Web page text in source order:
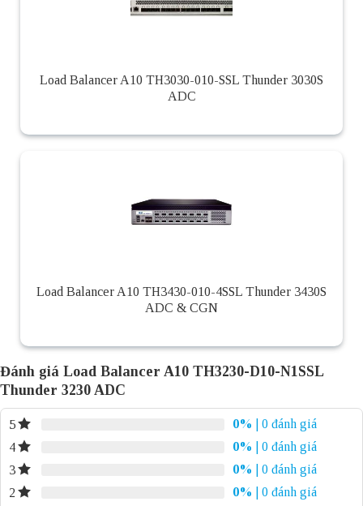
Load Balancer A10 TH3030-010-SSL Thunder 3030S
ADC
Load Balancer A10 TH3430-010-4SSL Thunder 3430S
ADC & CGN
Đánh giá Load Balancer A10 TH3230-D10-N1SSL
Thunder 3230 ADC
5 0%
| 0 đánh giá
4
0%
| 0 đánh giá
3
0%
| 0 đánh giá
2
0%
| 0 đánh giá